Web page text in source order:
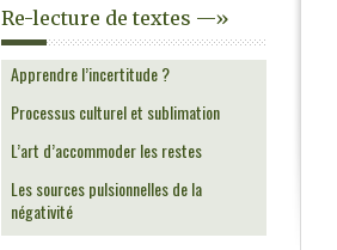
Re-lecture de textes —»
Apprendre l’incertitude ?
Processus culturel et sublimation
L’art d’accommoder les restes
Les sources pulsionnelles de la
négativité